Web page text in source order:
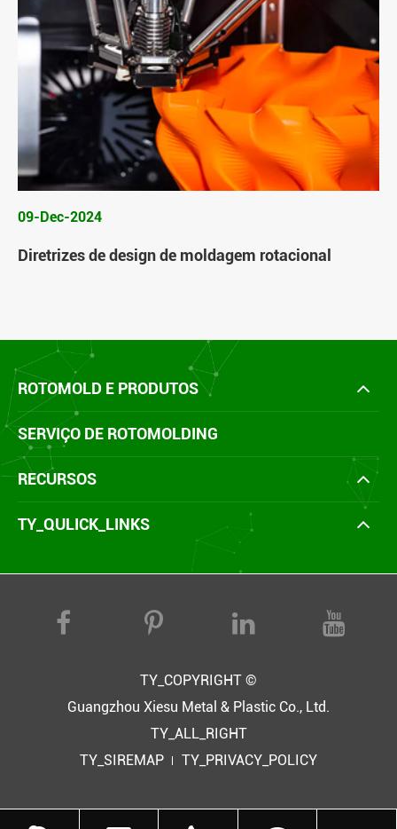
09-Dec-2024
Diretrizes de design de moldagem rotacional
ROTOMOLD E PRODUTOS
SERVIÇO DE ROTOMOLDING
RECURSOS
TY_QULICK_LINKS
TY_COPYRIGHT ©
Guangzhou Xiesu Metal & Plastic Co., Ltd.
TY_ALL_RIGHT
TY_SIREMAP
TY_PRIVACY_POLICY